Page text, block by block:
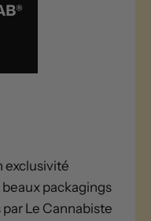
exclusivité
packagings
Le Cannabiste